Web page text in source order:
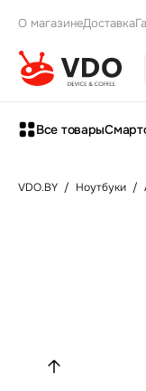
О магазинеДоставка
Все товары
VDO.BY / Ноутбуки /